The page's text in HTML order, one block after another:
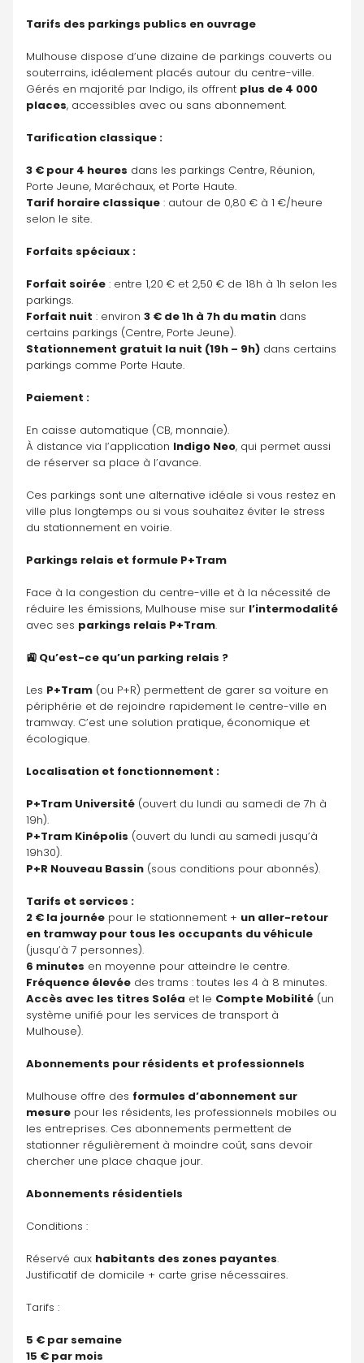
Tarifs des parkings publics en ouvrage
Mulhouse dispose d’une dizaine de parkings couverts ou
souterrains, idéalement placés autour du centre-ville.
Gérés en majorité par Indigo, ils offrent plus de 4 000
places, accessibles avec ou sans abonnement.
Tarification classique :
3 € pour 4 heures dans les parkings Centre, Réunion,
Porte Jeune, Maréchaux, et Porte Haute.
Tarif horaire classique : autour de 0,80 € à 1 €/heure
selon le site.
Forfaits spéciaux :
Forfait soirée : entre 1,20 € et 2,50 € de 18h à 1h selon les
parkings.
Forfait nuit : environ 3 € de 1h à 7h du matin dans
certains parkings (Centre, Porte Jeune).
Stationnement gratuit la nuit (19h – 9h) dans certains
parkings comme Porte Haute.
Paiement :
En caisse automatique (CB, monnaie).
À distance via l’application Indigo Neo, qui permet aussi
de réserver sa place à l’avance.
Ces parkings sont une alternative idéale si vous restez en
ville plus longtemps ou si vous souhaitez éviter le stress
du stationnement en voirie.
Parkings relais et formule P+Tram
Face à la congestion du centre-ville et à la nécessité de
réduire les émissions, Mulhouse mise sur l’intermodalité
avec ses parkings relais P+Tram.
🚉 Qu’est-ce qu’un parking relais ?
Les P+Tram (ou P+R) permettent de garer sa voiture en
périphérie et de rejoindre rapidement le centre-ville en
tramway. C’est une solution pratique, économique et
écologique.
Localisation et fonctionnement :
P+Tram Université (ouvert du lundi au samedi de 7h à
19h).
P+Tram Kinépolis (ouvert du lundi au samedi jusqu’à
19h30).
P+R Nouveau Bassin (sous conditions pour abonnés).
Tarifs et services :
2 € la journée pour le stationnement + un aller-retour
en tramway pour tous les occupants du véhicule
(jusqu’à 7 personnes).
6 minutes en moyenne pour atteindre le centre.
Fréquence élevée des trams : toutes les 4 à 8 minutes.
Accès avec les titres Soléa et le Compte Mobilité (un
système unifié pour les services de transport à
Mulhouse).
Abonnements pour résidents et professionnels
Mulhouse offre des formules d’abonnement sur
mesure pour les résidents, les professionnels mobiles ou
les entreprises. Ces abonnements permettent de
stationner régulièrement à moindre coût, sans devoir
chercher une place chaque jour.
Abonnements résidentiels
Conditions :
Réservé aux habitants des zones payantes.
Justificatif de domicile + carte grise nécessaires.
Tarifs :
5 € par semaine
15 € par mois